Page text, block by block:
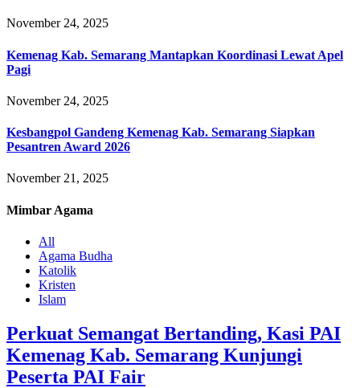
November 24, 2025
Kemenag Kab. Semarang Mantapkan Koordinasi Lewat Apel
Pagi
November 24, 2025
Kesbangpol Gandeng Kemenag Kab. Semarang Siapkan
Pesantren Award 2026
November 21, 2025
Mimbar Agama
All
Agama Budha
Katolik
Kristen
Islam
Perkuat Semangat Bertanding, Kasi PAI
Kemenag Kab. Semarang Kunjungi
Peserta PAI Fair